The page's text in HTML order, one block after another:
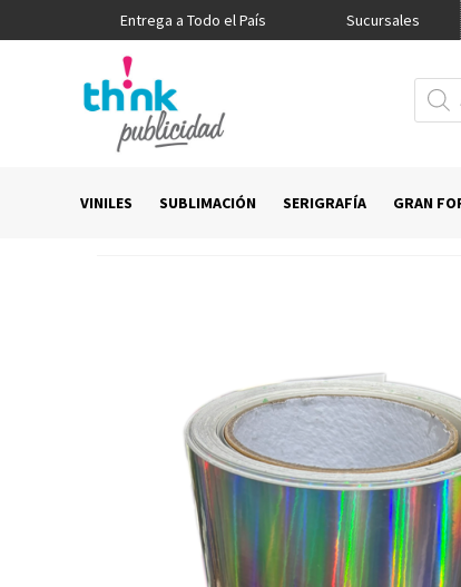
Entrega a Todo el País Sucursales
Promo Think
de
VINILES SUBLIMACIÓN SERIGRAFÍA GRAN